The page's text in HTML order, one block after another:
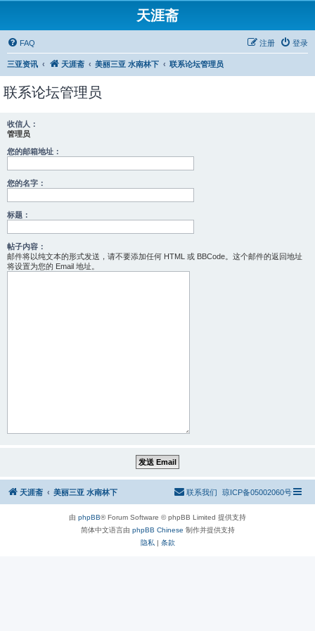
天涯斋
FAQ 登录
注册
三亚资讯 天涯斋 美丽三亚 水南林下 联系论坛管理员
联系论坛管理员
收信人：
管理员
您的邮箱地址：
您的名字：
标题：
帖子内容：
邮件将以纯文本的形式发送，请不要添加任何 HTML 或 BBCode。这个邮件的返回地址
将设置为您的 Email 地址。
天涯斋 美丽三亚 水南林下 琼ICP备05002060号
联系我们
由 phpBB® Forum Software © phpBB Limited 提供支持
简体中文语言由 phpBB Chinese 制作并提供支持
隐私 | 条款